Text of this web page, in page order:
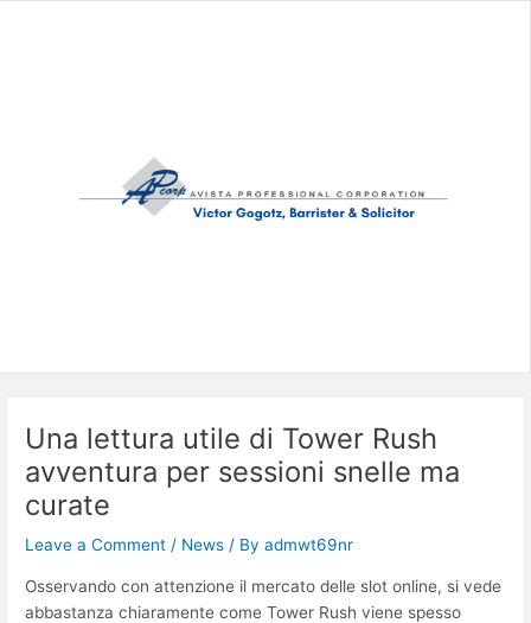
Una lettura utile di Tower Rush
avventura per sessioni snelle ma
curate
Leave a Comment / News / Byadmwt69nr
Osservando con attenzione il mercato delle slot online, si vede
abbastanza chiaramente come Tower Rush viene spesso